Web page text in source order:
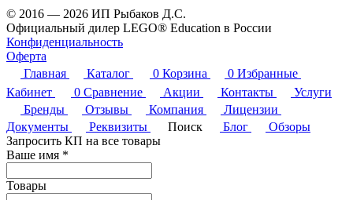
© 2016 — 2026 ИП Рыбаков Д.С.
Официальный дилер LEGO® Education в России
Конфиденциальность
Оферта
Главная
Каталог 0 Корзина 0 Избранные
Кабинет
0 Сравнение Акции Контакты
Услуги
Бренды
Отзывы Компания
Лицензии
Документы
Реквизиты Поиск Блог
Обзоры
Запросить КП на все товары
Ваше имя *
Товары